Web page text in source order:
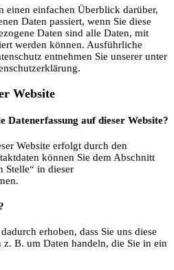
einen einfachen Überblick darüber,
Daten passiert, wenn Sie diese
Daten sind alle Daten, mit
werden können. Ausführliche
entnehmen Sie unserer unter
Website
auf dieser Website?
Website erfolgt durch den
können Sie dem Abschnitt
Stelle“ in dieser
erhoben, dass Sie uns diese
B. um Daten handeln, die Sie in ein